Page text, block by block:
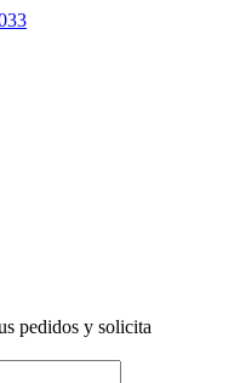
pedidos y solicita